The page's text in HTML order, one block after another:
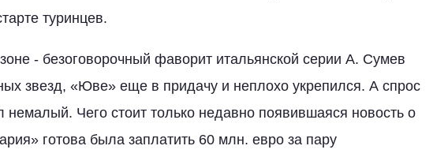
туринцев.
- безоговорочный фаворит итальянской серии А. Сумев
звезд, «Юве» еще в придачу и неплохо укрепился. А спрос
Чего стоит только недавно появившаяся новость о
готова была заплатить 60 млн. евро за пару